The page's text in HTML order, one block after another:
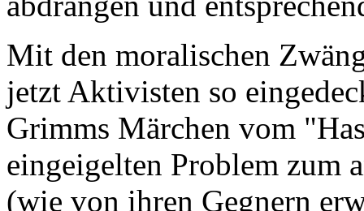
Mit den moralischen
jetzt Aktivisten so
Grimms Märchen vom
eingeigelten Problem zum
(wie von ihren Gegnern